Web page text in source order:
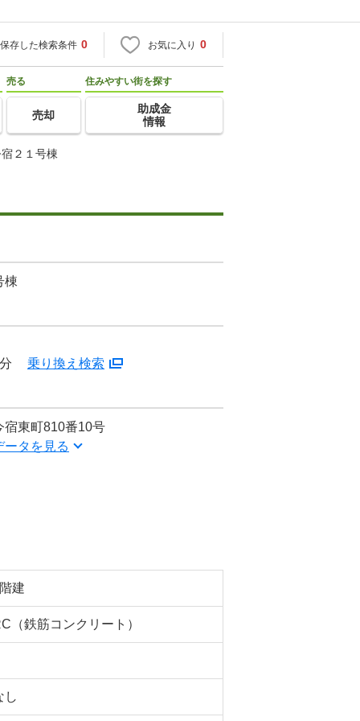
保存した検索条件 0 お気に入り 0
売る
売却
住みやすい街を探す
助成金
情報
２１号棟
棟
乗り換え検索
宿東町810番10号
ータを見る
建
（鉄筋コンクリート）
し